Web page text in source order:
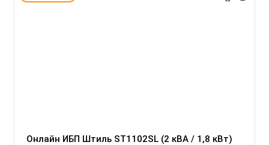
Онлайн ИБП Штиль ST1102SL (2 кВА / 1,8 кВт)